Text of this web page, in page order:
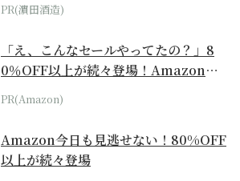
PR(濵田酒造)
「え、こんなセールやってたの？」8
0％OFF以上が続々登場！Amazonの
本気が...
PR(Amazon)
Amazon今日も見逃せない！80%OFF
以上が続々登場